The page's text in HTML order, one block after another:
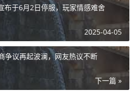
布于6月2日停服，玩家情感难舍
2025-04-05
争议再起波澜，网友热议不断
下一篇 »